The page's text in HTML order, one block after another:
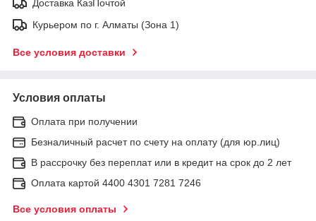
Доставка КазПочтой
Курьером по г. Алматы (Зона 1)
Все условия доставки
Условия оплаты
Оплата при получении
Безналичный расчет по счету на оплату (для юр.лиц)
В рассрочку без переплат или в кредит на срок до 2 лет
Оплата картой 4400 4301 7281 7246
Все условия оплаты